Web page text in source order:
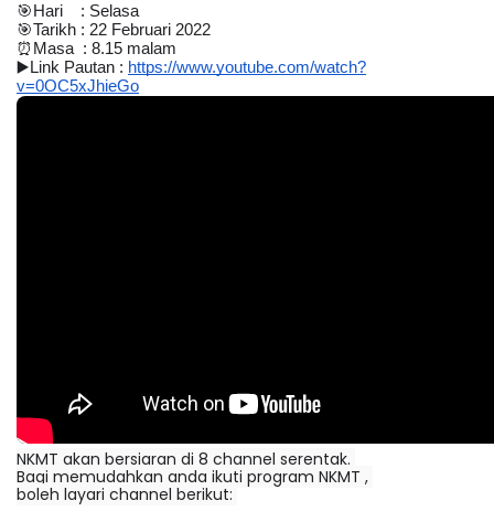
🎯 Hari    : Selasa
🎯Tarikh : 22 Februari 2022
⏰ Masa  : 8.15 malam
▶️ Link Pautan : https://www.youtube.com/watch?
v=0OC5xJhieGo
NKMT akan bersiaran di 8 channel serentak.
Bagi memudahkan anda ikuti program NKMT ,
boleh layari channel berikut: